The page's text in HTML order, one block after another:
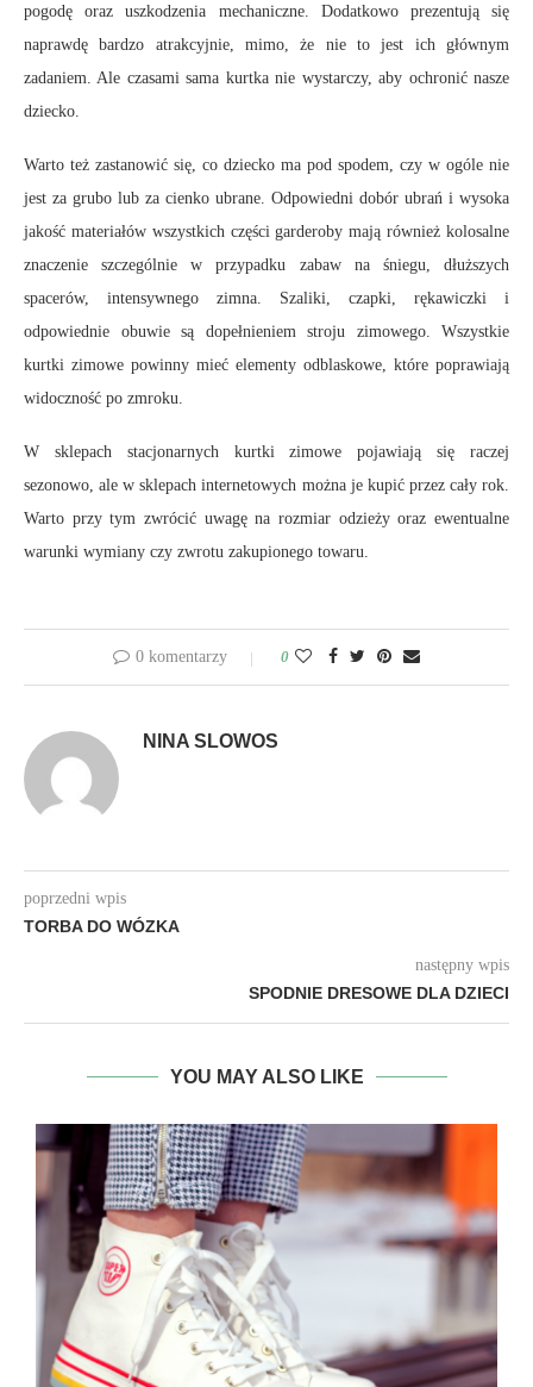
pogodę oraz uszkodzenia mechaniczne. Dodatkowo prezentują się
naprawdę bardzo atrakcyjnie, mimo, że nie to jest ich głównym
zadaniem. Ale czasami sama kurtka nie wystarczy, aby ochronić nasze
dziecko.
Warto też zastanowić się, co dziecko ma pod spodem, czy w ogóle nie
jest za grubo lub za cienko ubrane. Odpowiedni dobór ubrań i wysoka
jakość materiałów wszystkich części garderoby mają również kolosalne
znaczenie szczególnie w przypadku zabaw na śniegu, dłuższych
spacerów, intensywnego zimna. Szaliki, czapki, rękawiczki i
odpowiednie obuwie są dopełnieniem stroju zimowego. Wszystkie
kurtki zimowe powinny mieć elementy odblaskowe, które poprawiają
widoczność po zmroku.
W sklepach stacjonarnych kurtki zimowe pojawiają się raczej
sezonowo, ale w sklepach internetowych można je kupić przez cały rok.
Warto przy tym zwrócić uwagę na rozmiar odzieży oraz ewentualne
warunki wymiany czy zwrotu zakupionego towaru.
0 komentarzy 0
NINA SLOWOS
poprzedni wpis
TORBA DO WÓZKA
następny wpis
SPODNIE DRESOWE DLA DZIECI
YOU MAY ALSO LIKE